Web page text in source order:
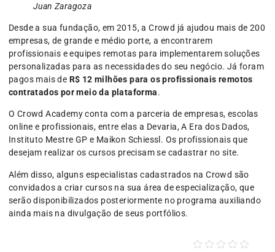
Juan Zaragoza
Desde a sua fundação, em 2015, a Crowd já ajudou mais de 200
empresas, de grande e médio porte, a encontrarem
profissionais e equipes remotas para implementarem soluções
personalizadas para as necessidades do seu negócio. Já foram
pagos mais de R$ 12 milhões para os profissionais remotos
contratados por meio da plataforma.
O Crowd Academy conta com a parceria de empresas, escolas
online e profissionais, entre elas a Devaria, A Era dos Dados,
Instituto Mestre GP e Maikon Schiessl. Os profissionais que
desejam realizar os cursos precisam se cadastrar no site.
Além disso, alguns especialistas cadastrados na Crowd são
convidados a criar cursos na sua área de especialização, que
serão disponibilizados posteriormente no programa auxiliando
ainda mais na divulgação de seus portfólios.